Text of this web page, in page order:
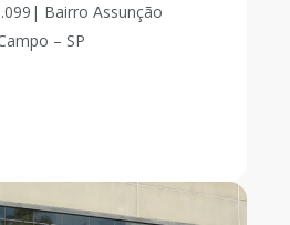
Bairro Assunção
– SP